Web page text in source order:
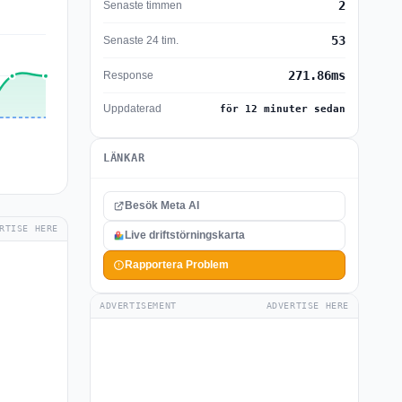
HERE
Senaste timmen 2
Senaste 24 tim. 53
Response 271.86ms
Uppdaterad för 12 minuter sedan
LÄNKAR
Besök Meta AI
Live driftstörningskarta
Rapportera Problem
ADVERTISEMENT ADVERTISE HERE